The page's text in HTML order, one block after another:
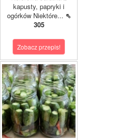
kapusty, papryki i
ogórków Niektóre... ⇖
305
Zobacz przepis!